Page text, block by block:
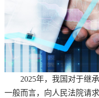
2025年，我国对于继承
一般而言，向人民法院请